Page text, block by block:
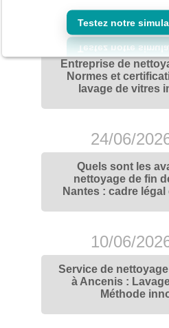
Testez notre
08/07/
Entreprise de
Normes et
lavage de vitres
24/06/
Quels sont les
nettoyage de fin
Nantes : cadre
10/06/
Service de
à Ancenis :
Méthode